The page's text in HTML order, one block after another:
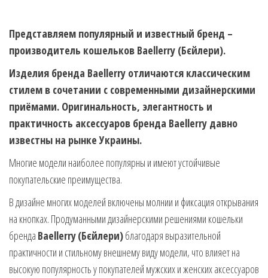
Представляем популярный и известный бренд –
производитель кошельков Baellerry (Бєйлери).
Изделия бренда Baellerry отличаются классическим
стилем в сочетании с современными дизайнерскими
приёмами. Оригинальность, элегантность и
практичность аксессуаров бренда Baellerry давно
известны на рынке Украины.
Многие модели наиболее популярны и имеют устойчивые
покупательские преимущества.
В дизайне многих моделей включены молнии и фиксация открывания
на кнопках. Продуманными дизайнерскими решениями кошельки
бренда Baellerry(Бєйлери)благодаря выразительной
практичности и стильному внешнему виду модели, что влияет на
высокую популярность у покупателей мужских и женских аксессуаров